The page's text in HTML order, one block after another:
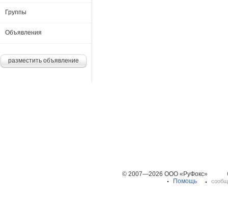
Группы
Объявления
разместить объявление
© 2007—2026 ООО «РуФокс»
Помощь